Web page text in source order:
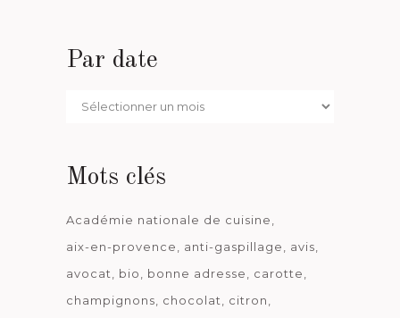
Par date
Par
Mots clés
Académie nationale de cuisine
aix-en-provence
anti-gaspillage
avis
avocat
bio bonne adresse
carotte
champignons
chocolat
citron